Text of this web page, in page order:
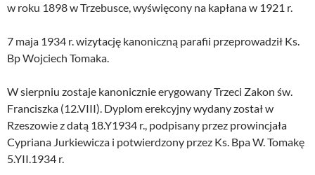
w roku 1898 w Trzebusce, wyświęcony na kapłana w 1921 r.
7 maja 1934 r. wizytację kanoniczną parafii przeprowadził Ks.
Bp Wojciech Tomaka.
W sierpniu zostaje kanonicznie erygowany Trzeci Zakon św.
Franciszka (12.VIII). Dyplom erekcyjny wydany został w
Rzeszowie z datą 18.Y1934 r., podpisany przez prowincjała
Cypriana Jurkiewicza i potwierdzony przez Ks. Bpa W. Tomakę
5.YII.1934 r.